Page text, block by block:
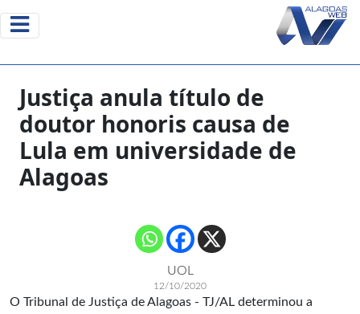
Justiça anula título de
doutor honoris causa de
Lula em universidade de
Alagoas
UOL
12/10/2020
O Tribunal de Justiça de Alagoas - TJ/AL determinou a